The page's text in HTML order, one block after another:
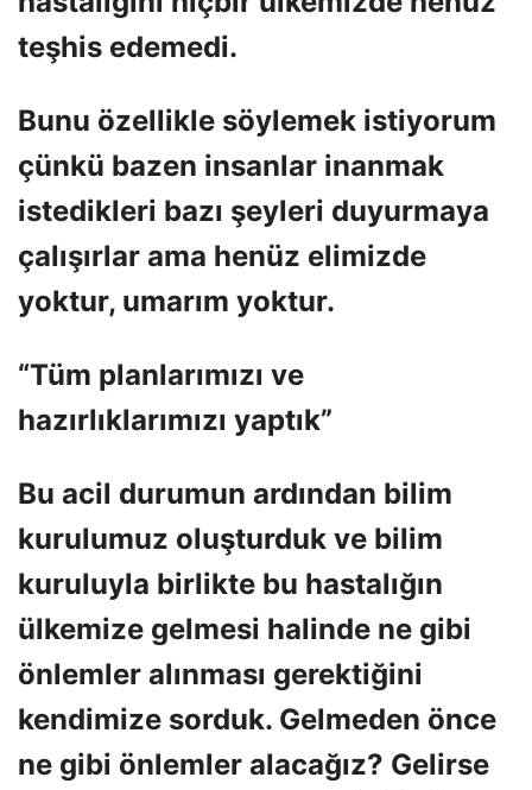
teşhis edemedi.
Bunu özellikle söylemek istiyorum
çünkü bazen insanlar inanmak
istedikleri bazı şeyleri duyurmaya
çalışırlar ama henüz elimizde
yoktur, umarım yoktur.
“Tüm planlarımızı ve
hazırlıklarımızı yaptık”
Bu acil durumun ardından bilim
kurulumuz oluşturduk ve bilim
kuruluyla birlikte bu hastalığın
ülkemize gelmesi halinde ne gibi
önlemler alınması gerektiğini
kendimize sorduk. Gelmeden önce
ne gibi önlemler alacağız? Gelirse